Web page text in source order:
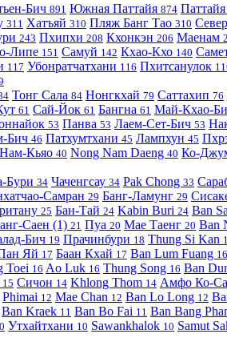
Бич 891 Южная Паттайя 874 Паттайя
311 Хатъяй 310 Пляж Банг Тао 310
243 Пхипхи 208 Кхонкэн 206 Маенам
Липе 151 Самуй 142 Кхао-Кхо 140
117 Убонратчатхани 116 Пхитсанулок
Тонг Сала 84 Нонгкхай 79 Саттахип 76
61 Сай-Йок 61 Бангна 61 Май-Кхао-
53 Панва 53 Лаем-Сет-Бич 53
Бич 46 Патхумтхани 45 Лампхун 45
Кьяо 40 Nong Nam Daeng 40 Ко-
Бури 34 Чаченгсау 34 Pak Chong 33
Самран 29 Банг-Ламунг 29
25 Бан-Тай 24 Kabin Buri 24 Ban
Саен (1) 21 Пуа 20 Мае Таенг 20 Ban
Бич 19 Прачинбури 18 Thung Si Kan
Яй 17 Баан Кхай 17 Ban Lum Fuang 16
Toei 16 Ao Luk 16 Thung Song 16 Ban
15 Сичон 14 Khlong Thom 14 Амфо Ко-
Phimai 12 Mae Chan 12 Ban Lo Long 12
Ban Kraek 11 Ban Bo Fai 11 Ban Bang
Утхайтхани 10 Sawankhalok 10 Samut